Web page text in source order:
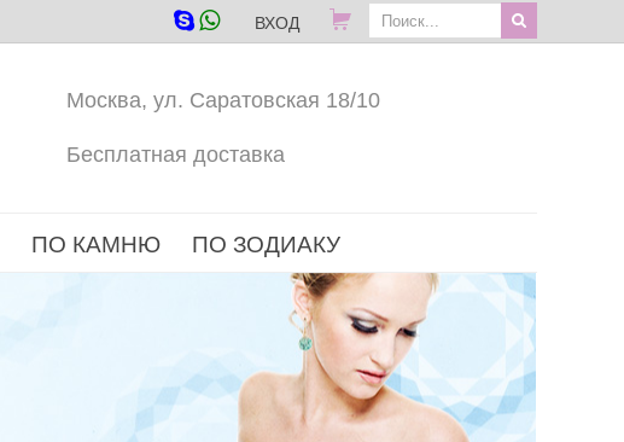
ВХОД
Москва, ул. Саратовская 18/10
Бесплатная доставка
ПО КАМНЮ ПО ЗОДИАКУ